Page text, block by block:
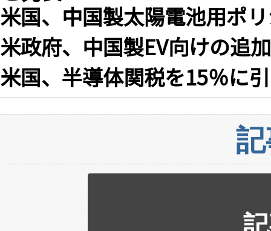
米国、中国製太陽電池用ポ
米政府、中国製EV向けの追
米国、半導体関税を15％に